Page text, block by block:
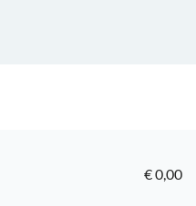
€ 0,00